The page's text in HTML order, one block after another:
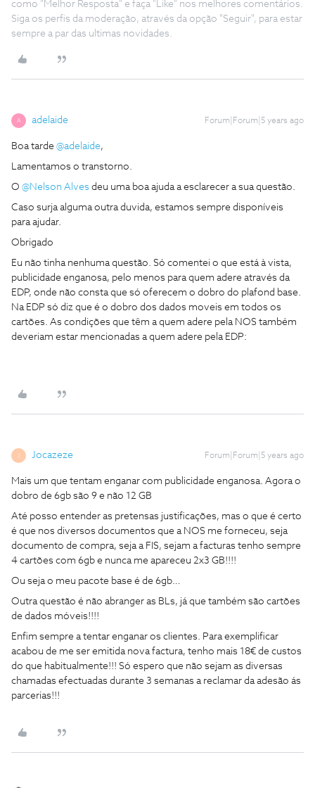
como "Melhor Resposta" e faça "Like" nos melhores comentários.
Siga os perfis da moderação, através da opção "Seguir", para estar
sempre a par das ultimas novidades.
A adelaide Forum|Forum|5 years ago
Boa tarde @adelaide,
Lamentamos o transtorno.
O @Nelson Alves deu uma boa ajuda a esclarecer a sua questão.
Caso surja alguma outra duvida, estamos sempre disponíveis
para ajudar.
Obrigado
Eu não tinha nenhuma questão. Só comentei o que está à vista,
publicidade enganosa, pelo menos para quem adere através da
EDP, onde não consta que só oferecem o dobro do plafond base.
Na EDP só diz que é o dobro dos dados moveis em todos os
cartões. As condições que têm a quem adere pela NOS também
deveriam estar mencionadas a quem adere pela EDP:
Jocazeze Forum|Forum|5 years ago
Mais um que tentam enganar com publicidade enganosa. Agora o
dobro de 6gb são 9 e não 12 GB
Até posso entender as pretensas justificações, mas o que é certo
é que nos diversos documentos que a NOS me forneceu, seja
documento de compra, seja a FIS, sejam a facturas tenho sempre
4 cartões com 6gb e nunca me apareceu 2x3 GB!!!!
Ou seja o meu pacote base é de 6gb…
Outra questão é não abranger as BLs, já que também são cartões
de dados móveis!!!!
Enfim sempre a tentar enganar os clientes. Para exemplificar
acabou de me ser emitida nova factura, tenho mais 18€ de custos
do que habitualmente!!! Só espero que não sejam as diversas
chamadas efectuadas durante 3 semanas a reclamar da adesão ás
parcerias!!!